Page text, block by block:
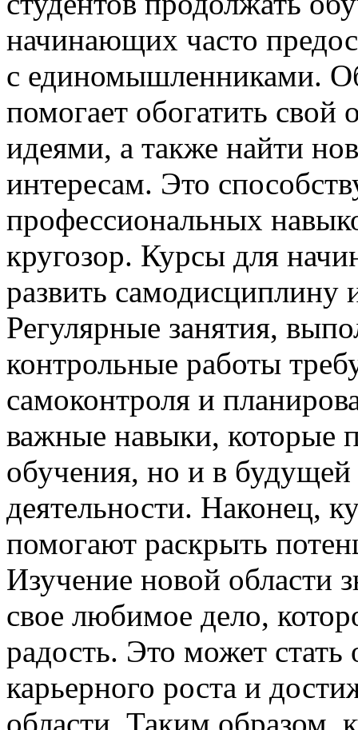
начинающих часто
с единомышленниками.
помогает обогатить
идеями, а также найти
интересам. Это
профессиональных
кругозор. Курсы для
развить самодисциплину
Регулярные занятия,
контрольные работы
самоконтроля и
важные навыки, которые
обучения, но и в
деятельности. Наконец,
помогают раскрыть
Изучение новой области
свое любимое дело,
радость. Это может стать
карьерного роста и
области. Таким образом,